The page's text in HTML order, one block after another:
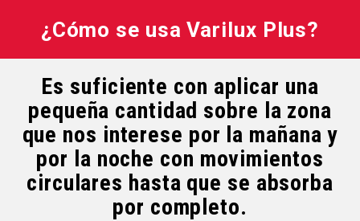
¿Cómo se usa Varilux Plus?
Es suficiente con aplicar una
pequeña cantidad sobre la zona
que nos interese por la mañana y
por la noche con movimientos
circulares hasta que se absorba
por completo.